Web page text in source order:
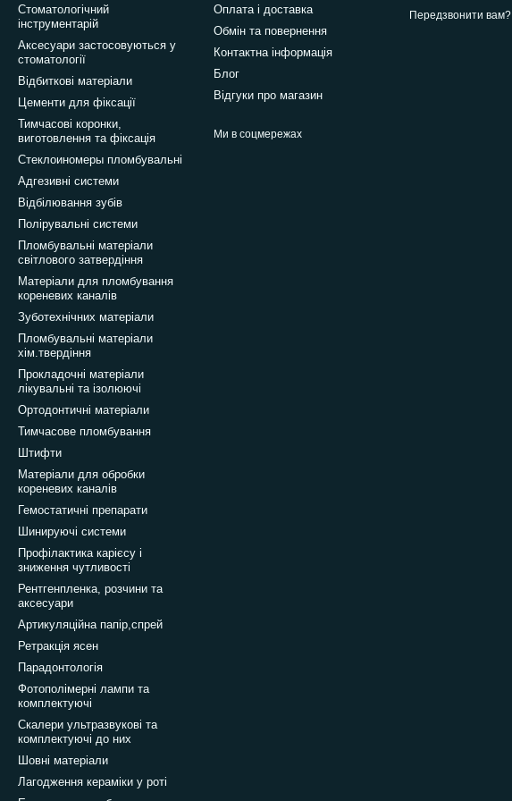
Стоматологічний
інструментарій
Аксесуари застосовуються у
стоматології
Відбиткові матеріали
Цементи для фіксації
Тимчасові коронки,
виготовлення та фіксація
Стеклоиномеры пломбувальні
Адгезивні системи
Відбілювання зубів
Полірувальні системи
Пломбувальні матеріали
світлового затвердіння
Матеріали для пломбування
кореневих каналів
Зуботехнічних матеріали
Пломбувальні матеріали
хім.твердіння
Прокладочні матеріали
лікувальні та ізолюючі
Ортодонтичні матеріали
Тимчасове пломбування
Штифти
Матеріали для обробки
кореневих каналів
Гемостатичні препарати
Шинируючі системи
Профілактика карієсу і
зниження чутливості
Рентгенпленка, розчини та
аксесуари
Артикуляційна папір,спрей
Ретракція ясен
Парадонтологія
Фотополімерні лампи та
комплектуючі
Скалери ультразвукові та
комплектуючі до них
Шовні матеріали
Лагодження кераміки у роті
Оплата і доставка
Обмін та повернення
Контактна інформація
Блог
Відгуки про магазин
Ми в соцмережах
Передзвонити вам?